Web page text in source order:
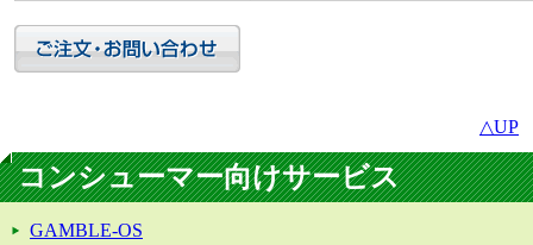
△UP
コンシューマー向けサービス
GAMBLE-OS